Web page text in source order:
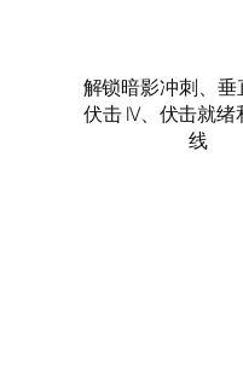
解锁暗影冲刺、垂
伏击 IV、伏击就
线